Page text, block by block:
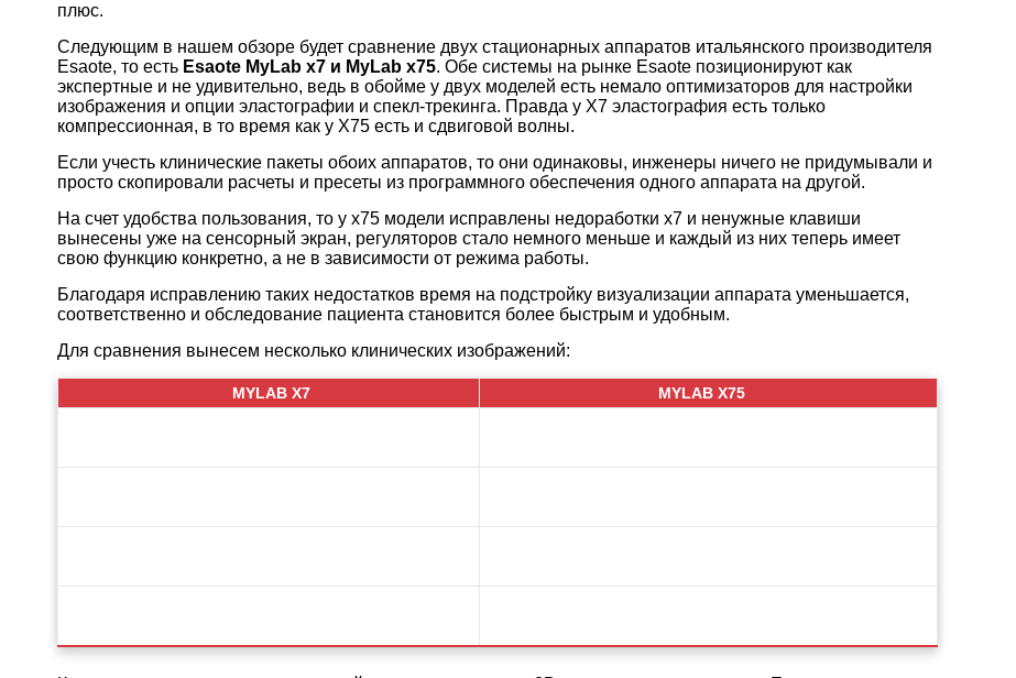
плюс.
Следующим в нашем обзоре будет сравнение двух стационарных аппаратов итальянского производителя
Esaote, то есть Esaote MyLab x7 и MyLab x75. Обе системы на рынке Esaote позиционируют как
экспертные и не удивительно, ведь в обойме у двух моделей есть немало оптимизаторов для настройки
изображения и опции эластографии и спекл-трекинга. Правда у Х7 эластография есть только
компрессионная, в то время как у Х75 есть и сдвиговой волны.
Если учесть клинические пакеты обоих аппаратов, то они одинаковы, инженеры ничего не придумывали и
просто скопировали расчеты и пресеты из программного обеспечения одного аппарата на другой.
На счет удобства пользования, то у х75 модели исправлены недоработки х7 и ненужные клавиши
вынесены уже на сенсорный экран, регуляторов стало немного меньше и каждый из них теперь имеет
свою функцию конкретно, а не в зависимости от режима работы.
Благодаря исправлению таких недостатков время на подстройку визуализации аппарата уменьшается,
соответственно и обследование пациента становится более быстрым и удобным.
Для сравнения вынесем несколько клинических изображений:
MYLAB X7 MYLAB X75